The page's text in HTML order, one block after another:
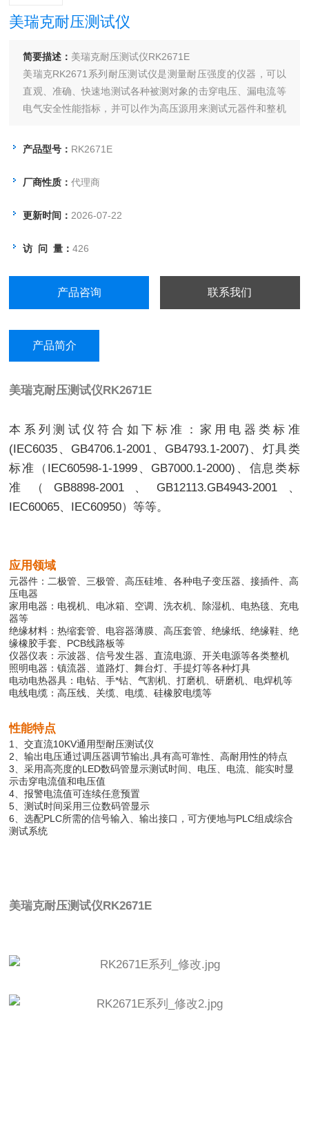
美瑞克耐压测试仪
简要描述： 美瑞克耐压测试仪RK2671E
美瑞克RK2671系列耐压测试仪是测量耐压强度的仪器，可以
直观、准确、快速地测试各种被测对象的击穿电压、漏电流等
电气安全性能指标，并可以作为高压源用来测试元器件和整机
产品型号： RK2671E
厂商性质：代理商
更新时间： 2026-07-22
访 问 量：426
产品咨询 联系我们
产品简介
美瑞克耐压测试仪 RK2671E
本系列测试仪符合如下标准：家用电器类标准
(IEC6035、GB4706.1-2001、GB4793.1-2007)、灯具类
标准（IEC60598-1-1999、GB7000.1-2000)、信息类标
准（GB8898-2001、GB12113.GB4943-2001、
IEC60065、IEC60950）等等。
应用领域
元器件：二极管、三极管、高压硅堆、各种电子变压器、接插件、高
压电器
家用电器：电视机、电冰箱、空调、洗衣机、除湿机、电热毯、充电
器等
绝缘材料：热缩套管、电容器薄膜、高压套管、绝缘纸、绝缘鞋、绝
缘橡胶手套、PCB线路板等
仪器仪表：示波器、信号发生器、直流电源、开关电源等各类整机
照明电器：镇流器、道路灯、舞台灯、手提灯等各种灯具
电动电热器具：电钻、手*钻、气割机、打磨机、研磨机、电焊机等
电线电缆：高压线、关缆、电缆、硅橡胶电缆等
性能特点
1、交直流10KV通用型耐压测试仪
2、输出电压通过调压器调节输出,具有高可靠性、高耐用性的特点
3、采用高亮度的LED数码管显示测试时间、电压、电流、能实时显
示击穿电流值和电压值
4、报警电流值可连续任意预置
5、测试时间采用三位数码管显示
6、选配PLC所需的信号输入、输出接口，可方便地与PLC组成综合
测试系统
美瑞克耐压测试仪RK2671E